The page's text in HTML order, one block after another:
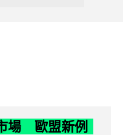
場 歐盟新例